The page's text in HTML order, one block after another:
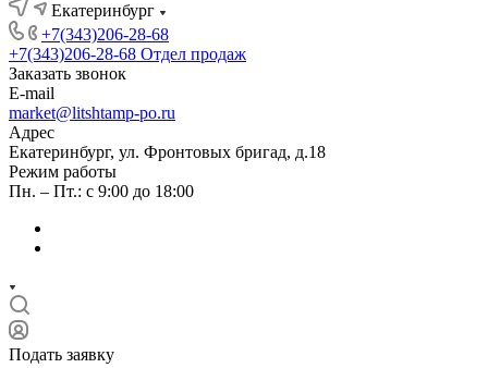
Екатеринбург
+7(343)206-28-68
+7(343)206-28-68 Отдел продаж
Заказать звонок
E-mail
market@litshtamp-po.ru
Адрес
Екатеринбург, ул. Фронтовых бригад, д.18
Режим работы
Пн. – Пт.: с 9:00 до 18:00
Подать заявку